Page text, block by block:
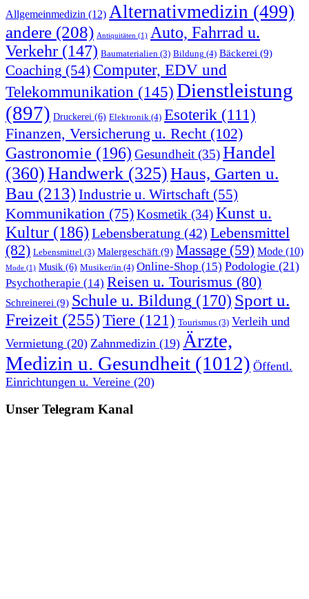
Allgemeinmedizin (12) Alternativmedizin (499)
andere (208) Antiquitäten (1) Auto, Fahrrad u.
Verkehr (147) Baumaterialien (3) Bildung (4) Bäckerei (9)
Coaching (54) Computer, EDV und
Telekommunikation (145)Dienstleistung
(897) Druckerei (6) Elektronik (4) Esoterik (111)
Finanzen, Versicherung u. Recht (102)
Gastronomie (196) Gesundheit (35)Handel
(360)Handwerk (325)Haus, Garten u.
Bau (213)Industrie u. Wirtschaft (55)
Kommunikation (75)Kosmetik (34)Kunst u.
Kultur (186) Lebensberatung (42) Lebensmittel
(82) Lebensmittel (3) Malergeschäft (9) Massage (59) Mode (10)
Mode (1) Musik (6) Musiker/in (4) Online-Shop (15) Podologie (21)
Psychotherapie (14) Reisen u. Tourismus (80)
Schreinerei (9) Schule u. Bildung (170) Sport u.
Freizeit (255)Tiere (121) Tourismus (3) Verleih und
Vermietung (20) Zahnmedizin (19) Ärzte,
Medizin u. Gesundheit (1012) Öffentl.
Einrichtungen u. Vereine (20)
Unser Telegram Kanal